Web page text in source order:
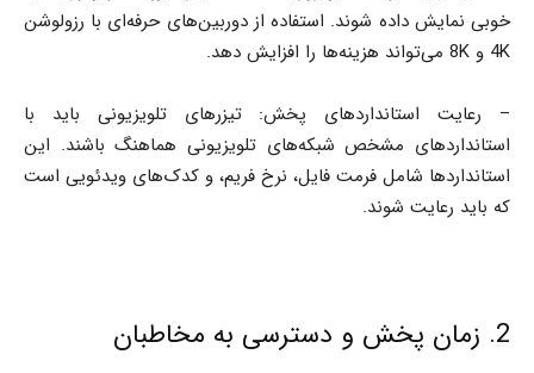
خوبی نمایش داده شوند. استفاده از دوربین‌های حرفه‌ای با رزولوشن
4K و 8K می‌تواند هزینه‌ها را افزایش دهد.
– رعایت استانداردهای پخش: تیزرهای تلویزیونی باید با
استانداردهای مشخص شبکه‌های تلویزیونی هماهنگ باشند. این
استانداردها شامل فرمت فایل، نرخ فریم، و کدک‌های ویدئویی است
که باید رعایت شوند.
2. زمان پخش و دسترسی به مخاطبان